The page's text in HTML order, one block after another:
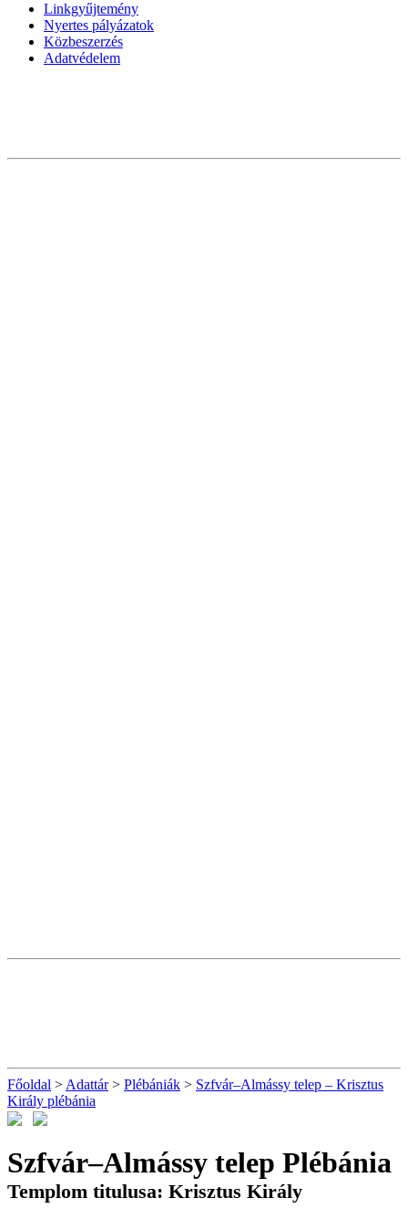
Linkgyűjtemény
Nyertes pályázatok
Közbeszerzés
Adatvédelem
Főoldal > Adattár> Plébániák > Szfvár–Almássy telep – Krisztus
Király plébánia
Szfvár–Almássy telep Plébánia
Templom titulusa: Krisztus Király